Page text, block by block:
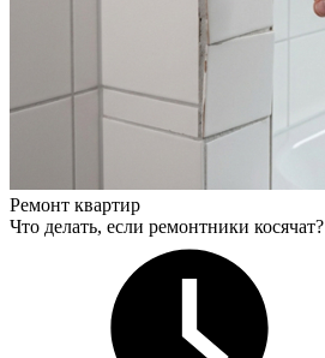
Ремонт квартир
Что делать, если ремонтники косячат?